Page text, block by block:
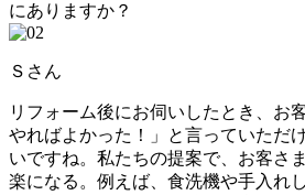
にありますか？
Ｓさん
リフォーム後にお伺いしたとき、お
やればよかった！」と言っていただ
いですね。私たちの提案で、お客さ
楽になる。例えば、食洗機や手入れ